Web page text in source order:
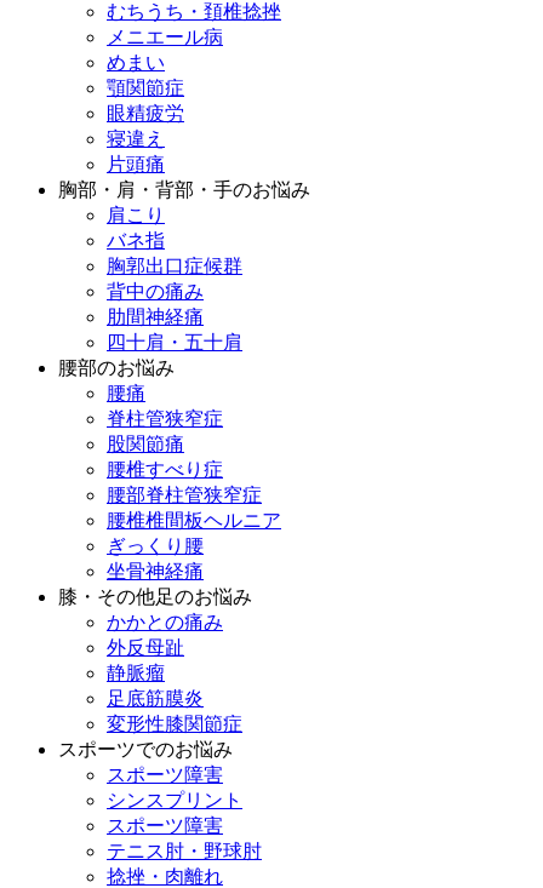
むちうち・頚椎捻挫
メニエール病
めまい
顎関節症
眼精疲労
寝違え
片頭痛
胸部・肩・背部・手のお悩み
肩こり
バネ指
胸郭出口症候群
背中の痛み
肋間神経痛
四十肩・五十肩
腰部のお悩み
腰痛
脊柱管狭窄症
股関節痛
腰椎すべり症
腰部脊柱管狭窄症
腰椎椎間板ヘルニア
ぎっくり腰
坐骨神経痛
膝・その他足のお悩み
かかとの痛み
外反母趾
静脈瘤
足底筋膜炎
変形性膝関節症
スポーツでのお悩み
スポーツ障害
シンスプリント
スポーツ障害
テニス肘・野球肘
捻挫・肉離れ